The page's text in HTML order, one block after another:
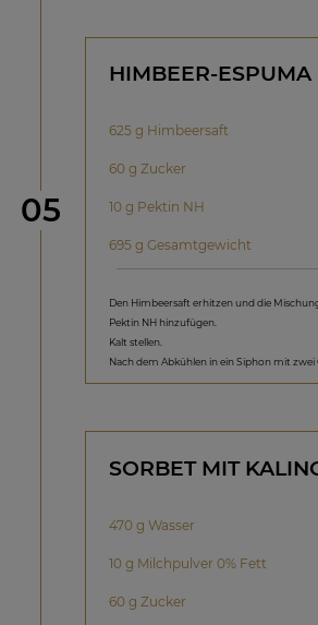
Schritt
05
HIMBEER-ESPUMA
625 g Himbeersaft
60 g Zucker
10 g Pektin NH
695 g Gesamtgewicht
Den Himbeersaft erhitzen und die
Pektin NH hinzufügen.
Kalt stellen.
Nach dem Abkühlen in ein Siphon mit zwei
SORBET MIT
470 g Wasser
10 g Milchpulver 0% Fett
60 g Zucker